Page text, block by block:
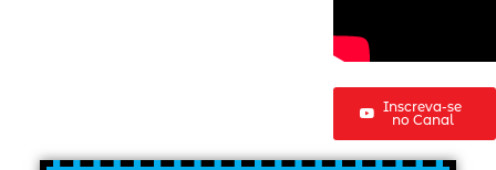
Inscreva-se
no Canal